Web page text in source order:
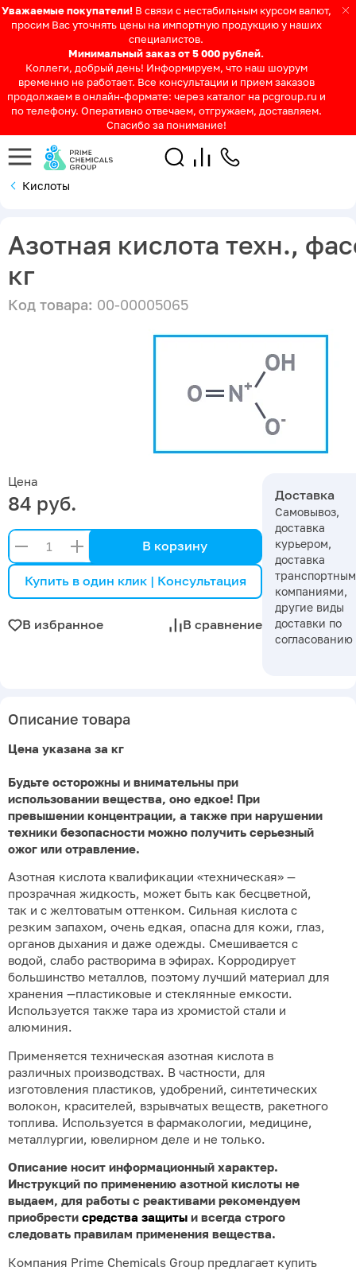
Уважаемые покупатели! В связи с нестабильным курсом валют,
просим Вас уточнять цены на импортную продукцию у наших
специалистов.
Минимальный заказ от 5 000 рублей.
Коллеги, добрый день! Информируем, что наш шоурум
временно не работает. Все консультации и прием заказов
продолжаем в онлайн-формате: через каталог на pcgroup.ru и
по телефону. Оперативно отвечаем, отгружаем, доставляем.
Спасибо за понимание!
Кислоты
Азотная кислота техн.,
кг
Код товара: 00-00005065
Цена
84 руб.
В корзину
Купить в один клик | Консультация
В избранное В сравнение
Доставка
Самовывоз,
доставка
курьером,
доставка
компаниями,
другие виды
доставки по
согласованию
Описание товара
Цена указана за кг
Будьте осторожны и внимательны при
использовании вещества, оно едкое! При
превышении концентрации, а также при нарушении
техники безопасности можно получить серьезный
ожог или отравление.
Азотная кислота квалификации «техническая» —
прозрачная жидкость, может быть как бесцветной,
так и с желтоватым оттенком. Сильная кислота с
резким запахом, очень едкая, опасна для кожи, глаз,
органов дыхания и даже одежды. Смешивается с
водой, слабо растворима в эфирах. Корродирует
большинство металлов, поэтому лучший материал для
хранения —пластиковые и стеклянные емкости.
Используется также тара из хромистой стали и
алюминия.
Применяется техническая азотная кислота в
различных производствах. В частности, для
изготовления пластиков, удобрений, синтетических
волокон, красителей, взрывчатых веществ, ракетного
топлива. Используется в фармакологии, медицине,
металлургии, ювелирном деле и не только.
Описание носит информационный характер.
Инструкций по применению азотной кислоты не
выдаем, для работы с реактивами рекомендуем
приобрести средства защиты и всегда строго
следовать правилам применения вещества.
Компания Prime Chemicals Group предлагает купить